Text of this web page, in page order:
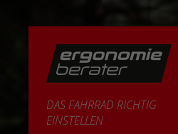
DAS FAHRRAD RICHTIG
EINSTELLEN